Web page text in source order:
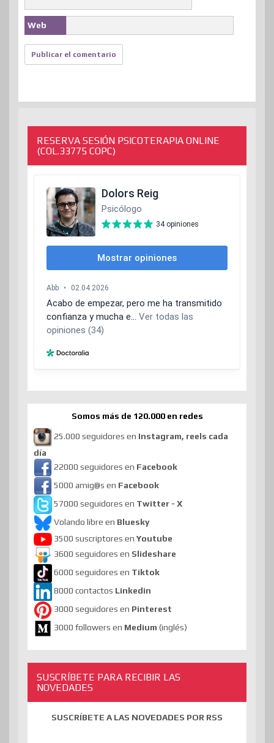
Web
RESERVA SESIÓN PSICOTERAPIA ONLINE
(COL.33775 COPC)
Somos más de 120.000 en redes
25.000 seguidores en Instagram, reels cada
día
22000 seguidores en Facebook
5000 amig@s en Facebook
57000 seguidores en Twitter - X
Volando libre en Bluesky
3500 suscriptores en Youtube
3600 seguidores en Slideshare
6000 seguidores en Tiktok
8000 contactos Linkedin
3000 seguidores en Pinterest
3000 followers en Medium (inglés)
SUSCRÍBETE PARA RECIBIR LAS
NOVEDADES
SUSCRÍBETE A LAS NOVEDADES POR RSS